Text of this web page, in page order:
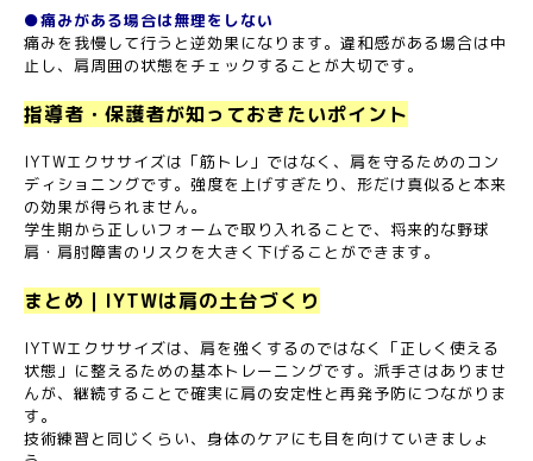
●痛みがある場合は無理をしない
痛みを我慢して行うと逆効果になります。違和感がある場合は中
止し、肩周囲の状態をチェックすることが大切です。
指導者・保護者が知っておきたいポイント
IYTWエクササイズは「筋トレ」ではなく、肩を守るためのコン
ディショニングです。強度を上げすぎたり、形だけ真似ると本来
の効果が得られません。
学生期から正しいフォームで取り入れることで、将来的な野球
肩・肩肘障害のリスクを大きく下げることができます。
まとめ｜IYTWは肩の土台づくり
IYTWエクササイズは、肩を強くするのではなく「正しく使える
状態」に整えるための基本トレーニングです。派手さはありませ
んが、継続することで確実に肩の安定性と再発予防につながりま
す。
技術練習と同じくらい、身体のケアにも目を向けていきましょ